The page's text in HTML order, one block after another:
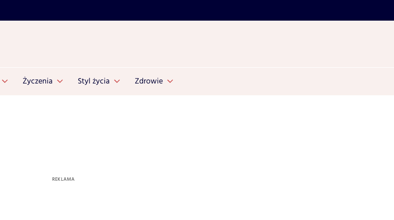
Życzenia Styl życia Zdrowie